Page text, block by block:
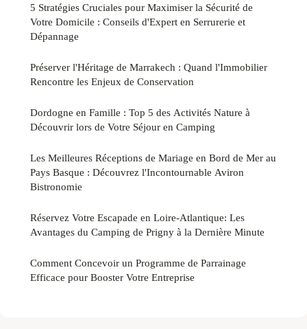
5 Stratégies Cruciales pour Maximiser la Sécurité de
Votre Domicile : Conseils d'Expert en Serrurerie et
Dépannage
Préserver l'Héritage de Marrakech : Quand l'Immobilier
Rencontre les Enjeux de Conservation
Dordogne en Famille : Top 5 des Activités Nature à
Découvrir lors de Votre Séjour en Camping
Les Meilleures Réceptions de Mariage en Bord de Mer au
Pays Basque : Découvrez l'Incontournable Aviron
Bistronomie
Réservez Votre Escapade en Loire-Atlantique: Les
Avantages du Camping de Prigny à la Dernière Minute
Comment Concevoir un Programme de Parrainage
Efficace pour Booster Votre Entreprise